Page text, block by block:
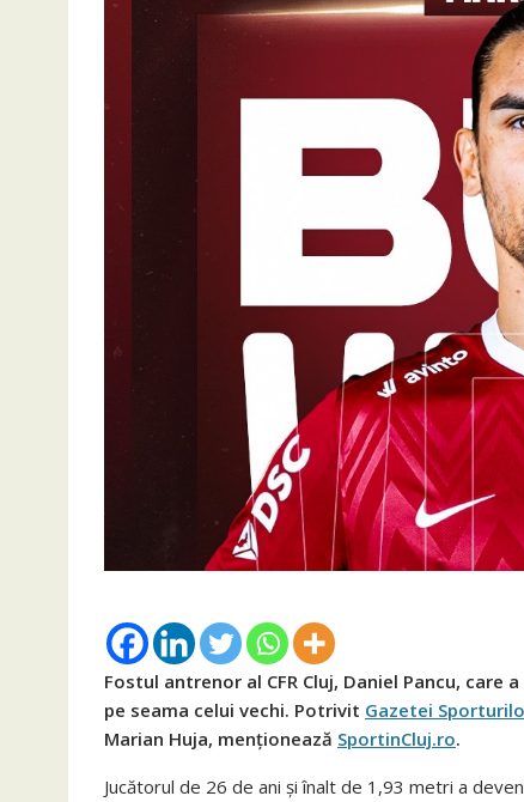
Fostul antrenor al CFR Cluj, Daniel Pancu, care
pe seama celui vechi. Potrivit Gazetei
Marian Huja, menționează SportinCluj.ro.
Jucătorul de 26 de ani și înalt de 1,93 metri a